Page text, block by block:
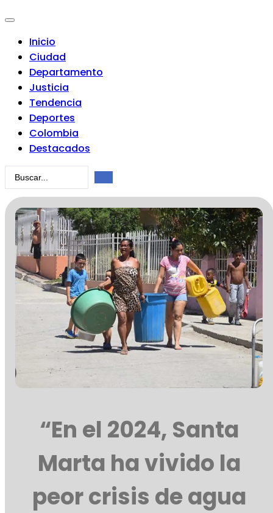
Inicio
Ciudad
Departamento
Justicia
Tendencia
Deportes
Colombia
Destacados
Search
“En el 2024, Santa
Marta ha vivido la
peor crisis de agua